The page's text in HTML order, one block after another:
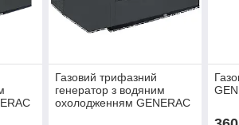
Газовий трифазний
генератор з водяним
охолодженням GENERAC